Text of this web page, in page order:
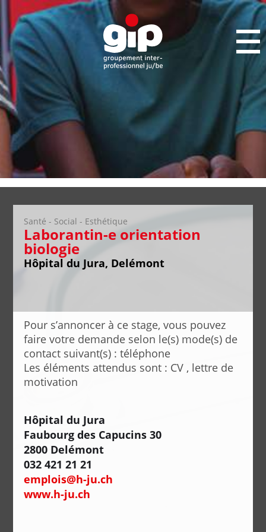
Santé - Social - Esthétique
Laborantin-e orientation
biologie
Hôpital du Jura, Delémont
Pour s’annoncer à ce stage, vous pouvez
faire votre demande selon le(s) mode(s) de
contact suivant(s) : téléphone
Les éléments attendus sont : CV , lettre de
motivation
Hôpital du Jura
Faubourg des Capucins 30
2800 Delémont
032 421 21 21
emplois@h-ju.ch
www.h-ju.ch